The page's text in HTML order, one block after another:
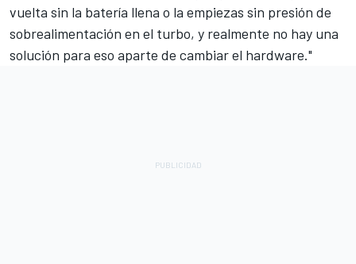
vuelta sin la batería llena o la empiezas sin presión de
sobrealimentación en el turbo, y realmente no hay una
solución para eso aparte de cambiar el hardware."